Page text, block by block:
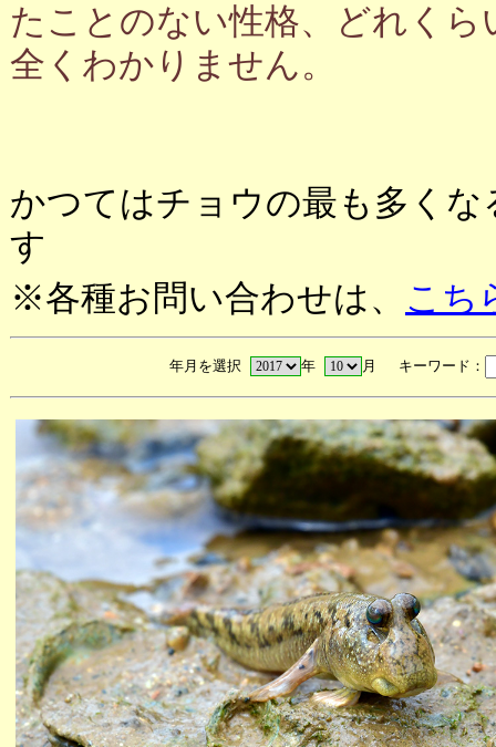
たことのない性格、どれく
全くわかりません。
かつてはチョウの最も多く
す
※各種お問い合わせは、 こち
年月を選択 年 月 キーワード：